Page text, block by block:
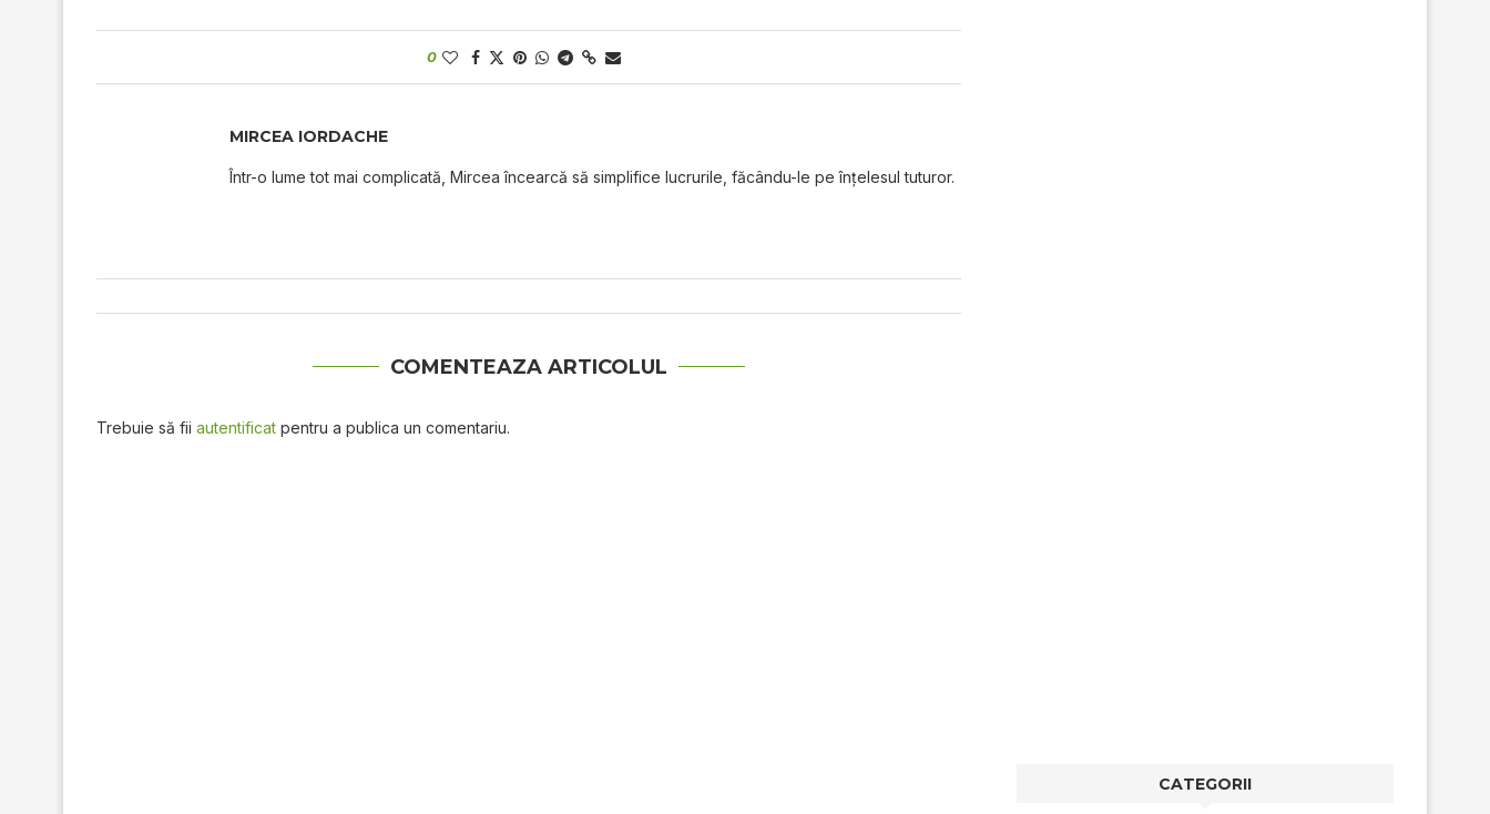
0
MIRCEA IORDACHE
Într-o lume tot mai complicată, Mircea încearcă să simplifice lucrurile, făcându-le pe înțelesul tuturor.
COMENTEAZA ARTICOLUL
Trebuie să fii autentificat pentru a publica un comentariu.
CATEGORII